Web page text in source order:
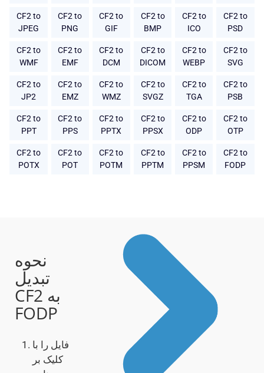
CF2 to
JPEG
CF2 to
PNG
CF2 to
GIF
CF2 to
BMP
CF2 to
ICO
CF2 to
PSD
CF2 to
WMF
CF2 to
EMF
CF2 to
DCM
CF2 to
DICOM
CF2 to
WEBP
CF2 to
SVG
CF2 to
JP2
CF2 to
EMZ
CF2 to
WMZ
CF2 to
SVGZ
CF2 to
TGA
CF2 to
PSB
CF2 to
PPT
CF2 to
PPS
CF2 to
PPTX
CF2 to
PPSX
CF2 to
ODP
CF2 to
OTP
CF2 to
POTX
CF2 to
POT
CF2 to
POTM
CF2 to
PPTM
CF2 to
PPSM
CF2 to
FODP
نحوه
تبدیل
CF2 به
FODP
فایل را با
کلیک بر